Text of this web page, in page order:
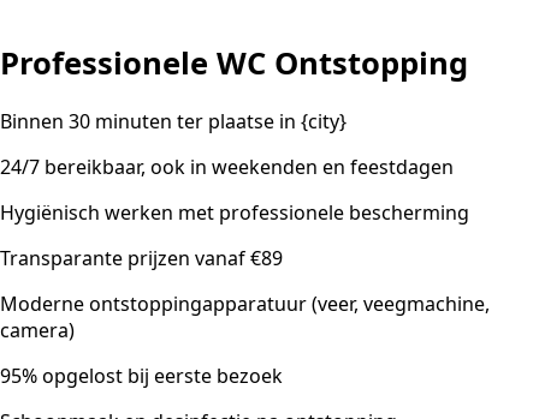
Professionele WC Ontstopping
Binnen 30 minuten ter plaatse in {city}
24/7 bereikbaar, ook in weekenden en feestdagen
Hygiënisch werken met professionele bescherming
Transparante prijzen vanaf €89
Moderne ontstoppingapparatuur (veer, veegmachine,
camera)
95% opgelost bij eerste bezoek